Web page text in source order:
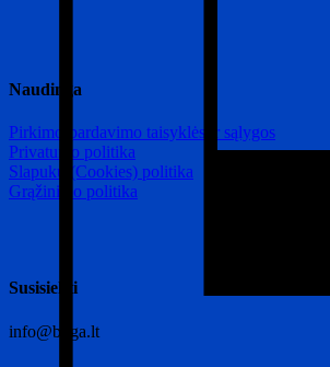
Naudinga
Pirkimo-pardavimo taisyklės ir sąlygos
Privatumo politika
Slapukų (Cookies) politika
Grąžinimo politika
Susisiekti
info@byga.lt